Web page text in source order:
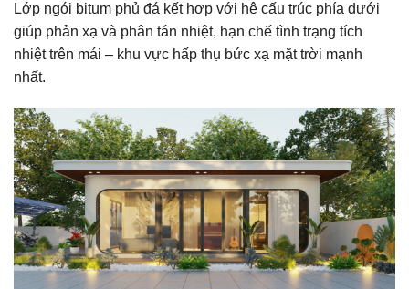
Lớp ngói bitum phủ đá kết hợp với hệ cấu trúc phía dưới
giúp phản xạ và phân tán nhiệt, hạn chế tình trạng tích
nhiệt trên mái – khu vực hấp thụ bức xạ mặt trời mạnh
nhất.